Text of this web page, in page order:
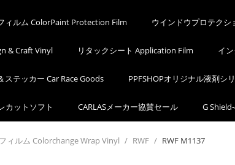
ィルム ColorPaint Protection Film ウインドウプロテク
& Craft Vinyl リタックシート Application Film イ
ステッカー Car Race Goods PPFSHOPオリジナル液剤シ
カットソフト CARLASメーカー協賛セール G
ィルム Colorchange Wrap Vinyl / RWF / RWF M1137